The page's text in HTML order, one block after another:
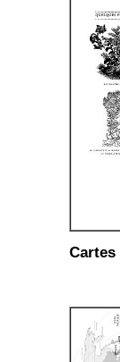
Cartes